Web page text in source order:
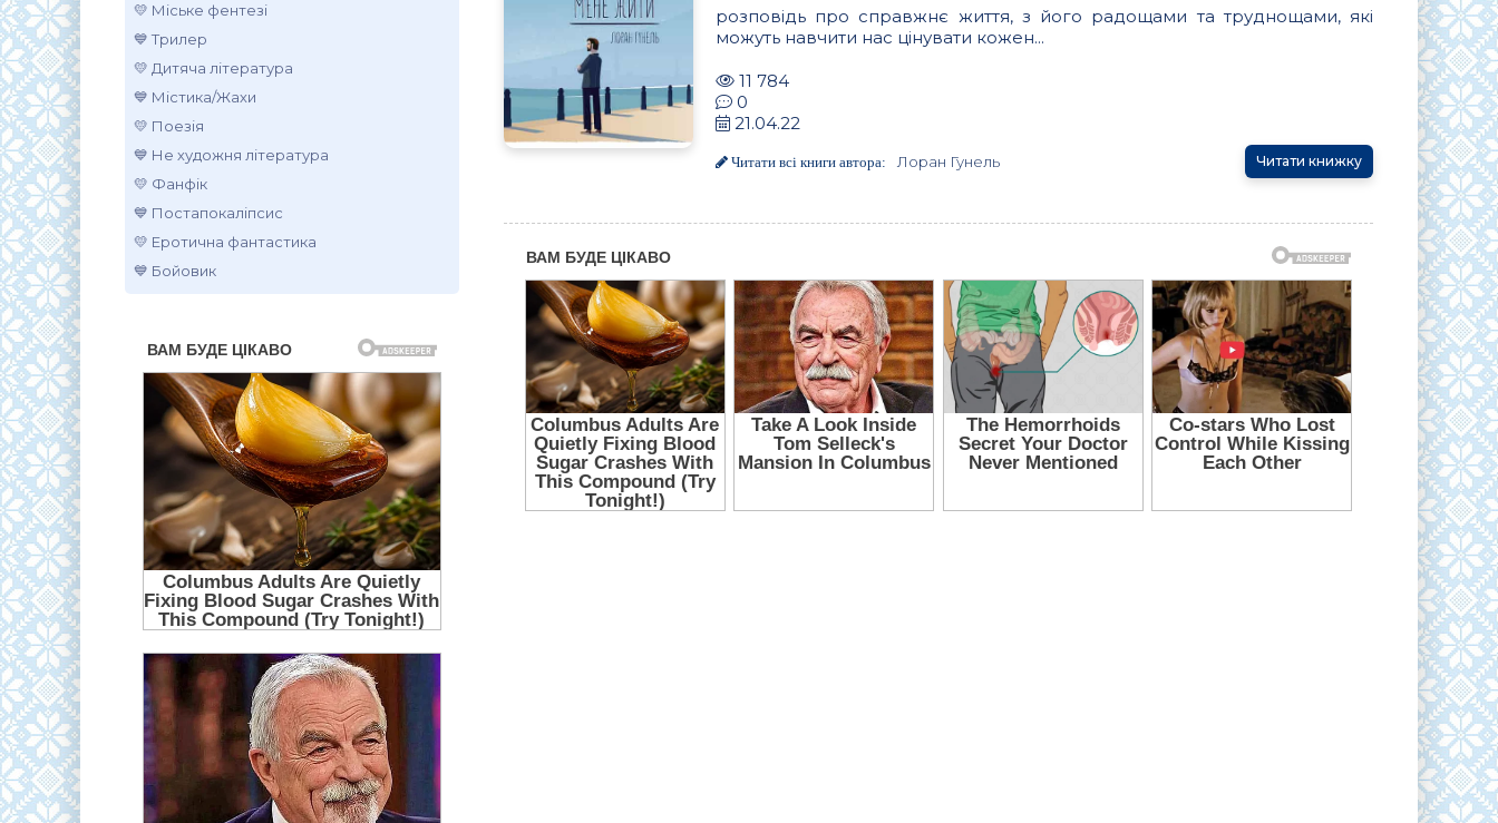
💛 Міське фентезі
💙 Трилер
💛 Дитяча література
💙 Містика/Жахи
💛 Поезія
💙 Не художня література
💛 Фанфік
💙 Постапокаліпсис
💛 Еротична фантастика
💙 Бойовик
розповідь про справжнє життя, з його радощами та труднощами, які
можуть навчити нас цінувати кожен...
11 784
0
21.04.22
Читати всі книги автора: Лоран Гунель Читати книжку